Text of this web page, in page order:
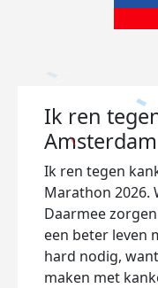
Ik ren
Ik ren tegen
Marathon 2026.
Daarmee
een beter leven
hard nodig,
maken met